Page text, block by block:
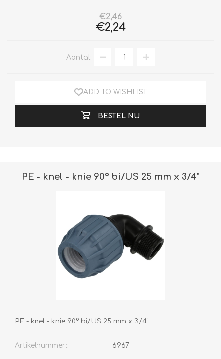
€2,46
€2,24
Aantal:
ADD TO WISHLIST
BESTEL NU
PE - knel - knie 90° bi/US 25 mm x 3/4"
PE - knel - knie 90° bi/US 25 mm x 3/4"
Artikelnummer:: 6967